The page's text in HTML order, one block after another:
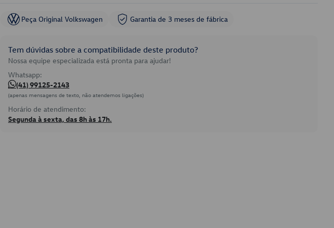
Peça Original Volkswagen Garantia de 3 meses de fábrica
Tem dúvidas sobre a compatibilidade deste produto?
Nossa equipe especializada está pronta para ajudar!
Whatsapp:
(41) 99125-2143
(apenas mensagens de texto, não atendemos ligações)
Horário de atendimento:
Segunda à sexta, das 8h às 17h.